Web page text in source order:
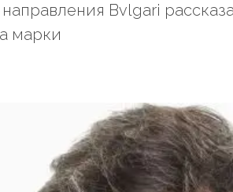
направления Bvlgari
марки